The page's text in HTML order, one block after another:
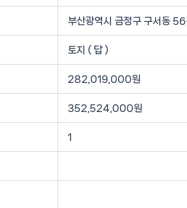
부산광역시 금정구 구서동
토지 ( 답 )
282,019,000원
352,524,000원
1